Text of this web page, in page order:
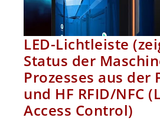
LED-Lichtleiste
Status der
Prozesses aus der
und HF RFID/NFC
Access Control)